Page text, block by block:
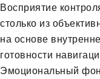
Восприятие
столько из
на основе
готовности
Эмоциональный фон